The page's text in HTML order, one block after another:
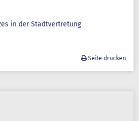
in der Stadtvertretung
Seite drucken